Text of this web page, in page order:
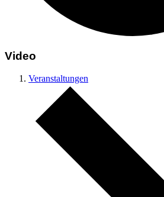
Video
Veranstaltungen